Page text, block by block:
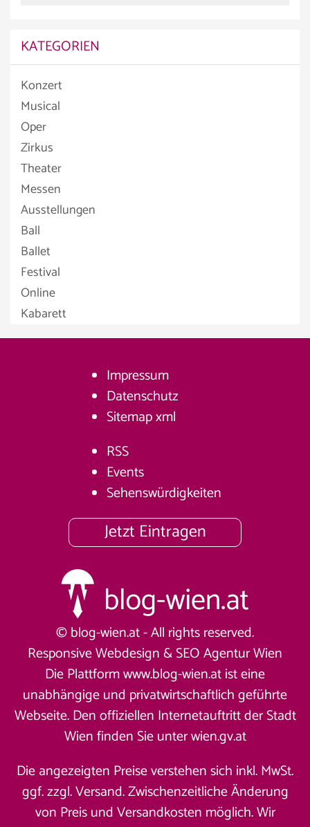
KATEGORIEN
Konzert
Musical
Oper
Zirkus
Theater
Messen
Ausstellungen
Ball
Ballet
Festival
Online
Kabarett
Impressum
Datenschutz
Sitemapxml
RSS
Events
Sehenswürdigkeiten
Jetzt Eintragen
© blog-wien.at - All rights reserved.
Responsive Webdesign &SEO Agentur Wien
Die Plattform www.blog-wien.at ist eine
unabhängige und privatwirtschaftlich geführte
Webseite. Den offiziellen Internetauftritt der Stadt
Wien finden Sie unterwien.gv.at
Die angezeigten Preise verstehen sich inkl. MwSt.
ggf. zzgl. Versand. Zwischenzeitliche Änderung
von Preis und Versandkosten möglich. Wir